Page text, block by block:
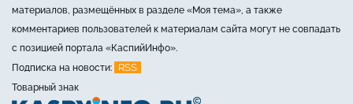
материалов, размещённых в разделе «Моя тема», а также
комментариев пользователей к материалам сайта могут не совпадать
с позицией портала «КаспийИнфо».
Подписка на новости:
RSS
Товарный знак